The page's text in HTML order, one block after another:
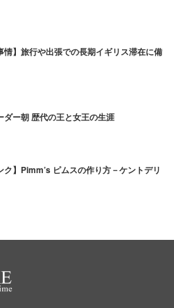
情】旅行や出張での長期イギリス滞在に備
ダー朝 歴代の王と女王の生涯
ク】Pimm’s ピムスの作り方－ケントデリ